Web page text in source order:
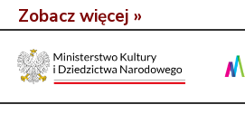
Zobacz więcej »